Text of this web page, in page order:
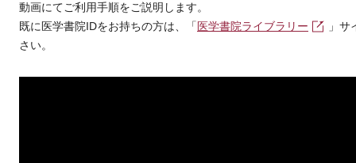
動画にてご利用手順をご説明します。
既に医学書院IDをお持ちの方は、「 医学書院ライブラリー
」
さい。